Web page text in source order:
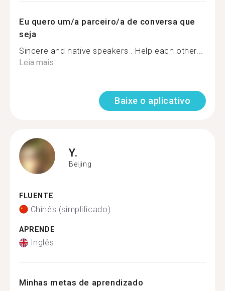
Eu quero um/a parceiro/a de conversa que
seja
Sincere and native speakers . Help each other...
Leia mais
Baixe o aplicativo
Y.
Beijing
FLUENTE
Chinês (simplificado)
APRENDE
Inglês
Minhas metas de aprendizado